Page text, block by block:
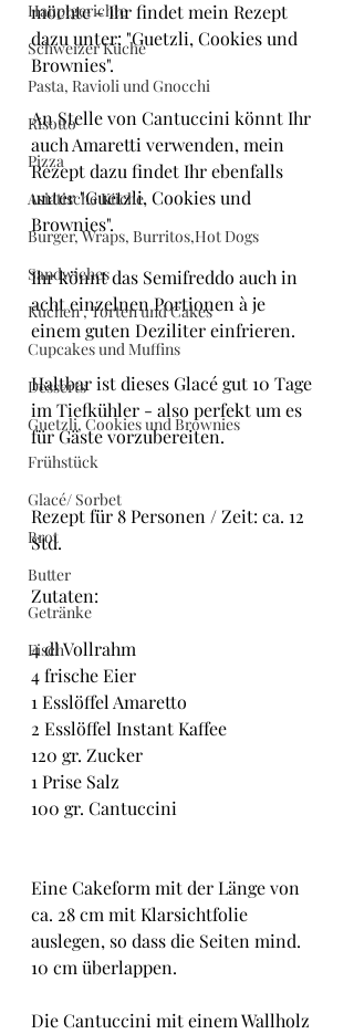
Hauptgerichte
Schweizer Küche
Pasta, Ravioli und Gnocchi
Risotto
Pizza
Asiatische Küche
Burger, Wraps, Burritos,Hot Dogs
Sandwiches
Kuchen , Torten und Cakes
Cupcakes und Muffins
Desserts
Guetzli, Cookies und Brownies
Frühstück
Glacé/ Sorbet
Brot
Butter
Getränke
Fisch
möchte - Ihr findet mein Rezept
dazu unter: "Guetzli, Cookies und
Brownies".
An Stelle von Cantuccini könnt Ihr
auch Amaretti verwenden, mein
Rezept dazu findet Ihr ebenfalls
unter "Guetzli, Cookies und
Brownies".
Ihr könnt das Semifreddo auch in
acht einzelnen Portionen à je
einem guten Deziliter einfrieren.
Haltbar ist dieses Glacé gut 10 Tage
im Tiefkühler - also perfekt um es
für Gäste vorzubereiten.
Rezept für 8 Personen / Zeit: ca. 12
Std.
Zutaten:
4 dl Vollrahm
4 frische Eier
1 Esslöffel Amaretto
2 Esslöffel Instant Kaffee
120 gr. Zucker
1 Prise Salz
100 gr. Cantuccini
Eine Cakeform mit der Länge von
ca. 28 cm mit Klarsichtfolie
auslegen, so dass die Seiten mind.
10 cm überlappen.
Die Cantuccini mit einem Wallholz